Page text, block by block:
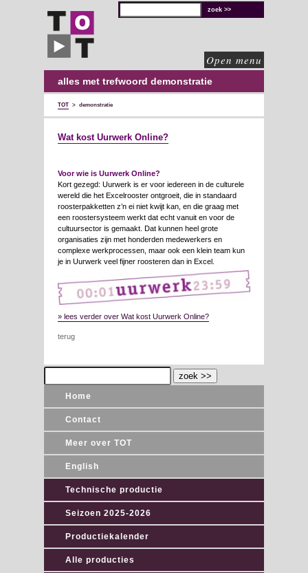
voor
culturele
sector
Open menu
alles met trefwoord demonstratie
TOT > demonstratie
Wat kost Uurwerk Online?
Voor wie is Uurwerk Online?
Kort gezegd: Uurwerk is er voor iedereen in de culturele
wereld die het Excelrooster ontgroeit, die in standaard
roosterpakketten z’n ei niet kwijt kan, en die graag met
een roostersysteem werkt dat echt vanuit en voor de
cultuursector is gemaakt. Dat kunnen heel grote
organisaties zijn met honderden medewerkers en
complexe werkprocessen, maar ook een klein team kun
je in Uurwerk veel fijner roosteren dan in Excel.
» lees verder over Wat kost Uurwerk Online?
terug
Home
Contact
Meer over TOT
English
Technische productie
Seizoen 2025-2026
Productiekalender
Alle producties